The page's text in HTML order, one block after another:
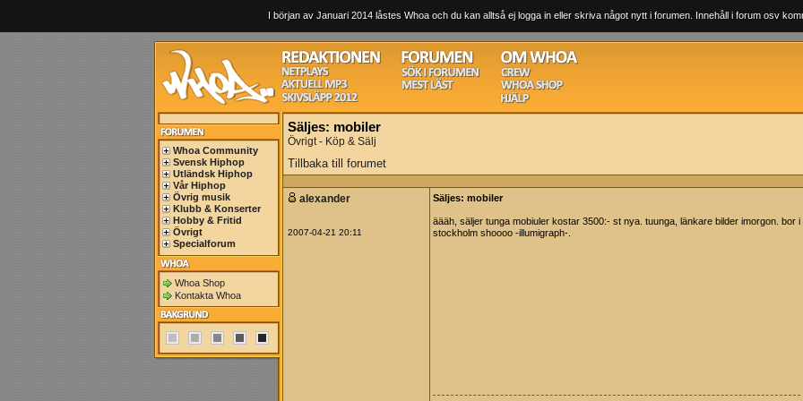
I början av Januari 2014 låstes Whoa och du kan alltså ej logga in eller skriva något nytt i forumen. Innehåll i forum osv
Whoa Community
Svensk Hiphop
Utländsk Hiphop
Vår Hiphop
Övrig musik
Klubb & Konserter
Hobby & Fritid
Övrigt
Specialforum
Whoa Shop
Kontakta Whoa
Säljes: mobiler
Övrigt - Köp & Sälj
Tillbaka till forumet
alexander
2007-04-21 20:11
Säljes: mobiler
äääh, säljer tunga mobiuler kostar 3500:- st nya. tuunga, länkare bilder imorgon. bor i
stockholm shoooo -illumigraph-.